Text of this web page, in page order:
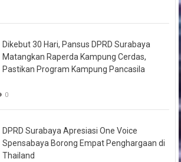
Dikebut 30 Hari, Pansus DPRD Surabaya
Matangkan Raperda Kampung Cerdas,
Pastikan Program Kampung Pancasila
0
DPRD Surabaya Apresiasi One Voice
Spensabaya Borong Empat Penghargaan di
Thailand